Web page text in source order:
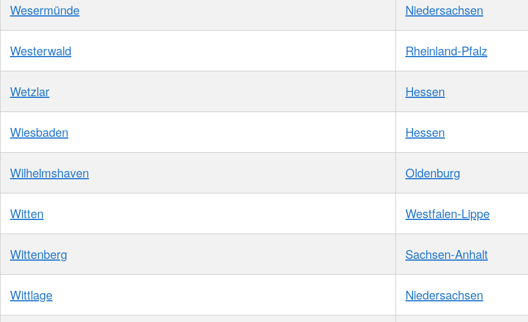
Wesermünde Niedersachsen
Westerwald Rheinland-Pfalz
Wetzlar Hessen
Wiesbaden Hessen
Wilhelmshaven Oldenburg
Witten Westfalen-Lippe
Wittenberg Sachsen-Anhalt
Wittlage Niedersachsen